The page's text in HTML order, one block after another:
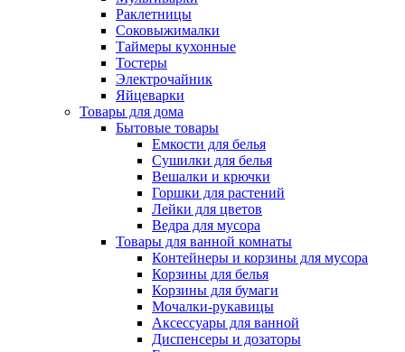
Раклетницы
Соковыжималки
Таймеры кухонные
Тостеры
Электрочайник
Яйцеварки
Товары для дома
Бытовые товары
Емкости для белья
Сушилки для белья
Вешалки и крючки
Горшки для растений
Лейки для цветов
Ведра для мусора
Товары для ванной комнаты
Контейнеры и корзины для мусора
Корзины для белья
Корзины для бумаги
Мочалки-рукавицы
Аксессуары для ванной
Диспенсеры и дозаторы